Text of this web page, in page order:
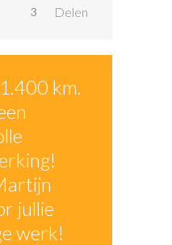
3 Delen
km.
jullie
werk!